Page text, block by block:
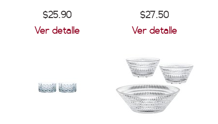
$25.90
Ver detalle
$27.50
Ver detalle